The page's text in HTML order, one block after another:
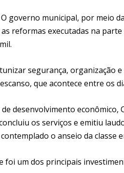
governo municipal, por meio
reformas executadas na
segurança, organização
que acontece entre os
desenvolvimento econômico,
os serviços e emitiu
o anseio da classe
foi um dos principais